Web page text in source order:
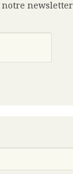
notre newsletter